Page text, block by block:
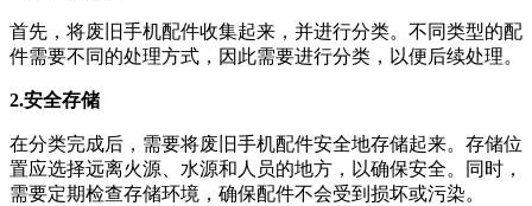
首先，将废旧手机配件收集起来，并进行分类。不同类型的配
件需要不同的处理方式，因此需要进行分类，以便后续处理。
2.安全存储
在分类完成后，需要将废旧手机配件安全地存储起来。存储位
置应选择远离火源、水源和人员的地方，以确保安全。同时，
需要定期检查存储环境，确保配件不会受到损坏或污染。